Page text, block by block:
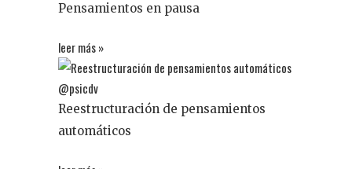
Pensamientos en pausa
leer más »
Reestructuración de pensamientos
automáticos